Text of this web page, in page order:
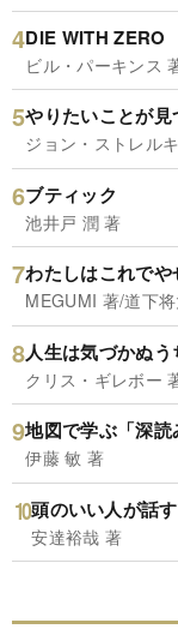
DIE WITH ZERO
ビル・パーキンス
やりたいことが
ジョン・ストレル
ブティック
池井戸 潤 著
わたしはこれでや
MEGUMI 著/道下
人生は気づかぬう
クリス・ギレボー
地図で学ぶ「深読
伊藤 敏 著
頭のいい人が話
安達裕哉 著